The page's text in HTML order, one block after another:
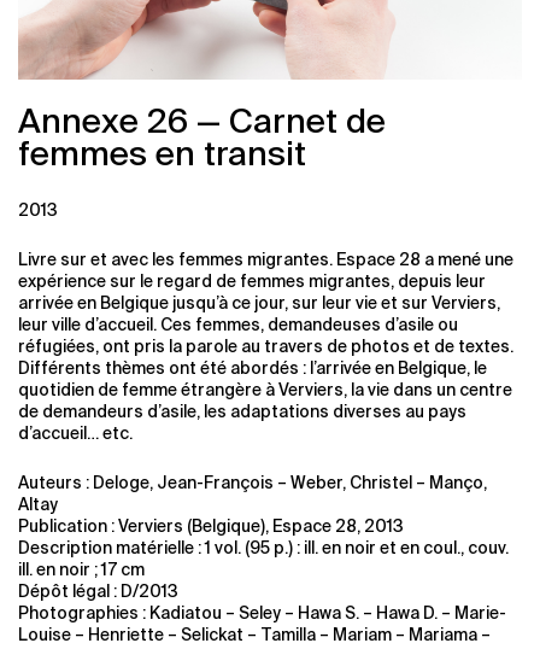
Annexe 26 — Carnet de
femmes en transit
2013
Livre sur et avec les femmes migrantes. Espace 28 a mené une
expérience sur le regard de femmes migrantes, depuis leur
arrivée en Belgique jusqu’à ce jour, sur leur vie et sur Verviers,
leur ville d’accueil. Ces femmes, demandeuses d’asile ou
réfugiées, ont pris la parole au travers de photos et de textes.
Différents thèmes ont été abordés : l’arrivée en Belgique, le
quotidien de femme étrangère à Verviers, la vie dans un centre
de demandeurs d’asile, les adaptations diverses au pays
d’accueil… etc.
Auteurs : Deloge, Jean-François – Weber, Christel – Manço,
Altay
Publication : Verviers (Belgique), Espace 28, 2013
Description matérielle : 1 vol. (95 p.) : ill. en noir et en coul., couv.
ill. en noir ; 17 cm
Dépôt légal : D/2013
Photographies : Kadiatou – Seley – Hawa S. – Hawa D. – Marie-
Louise – Henriette – Selickat – Tamilla – Mariam – Mariama –